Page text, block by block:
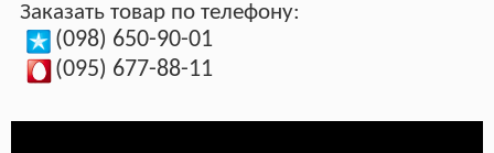
Заказать товар по телефону:
(098) 650-90-01
(095) 677-88-11